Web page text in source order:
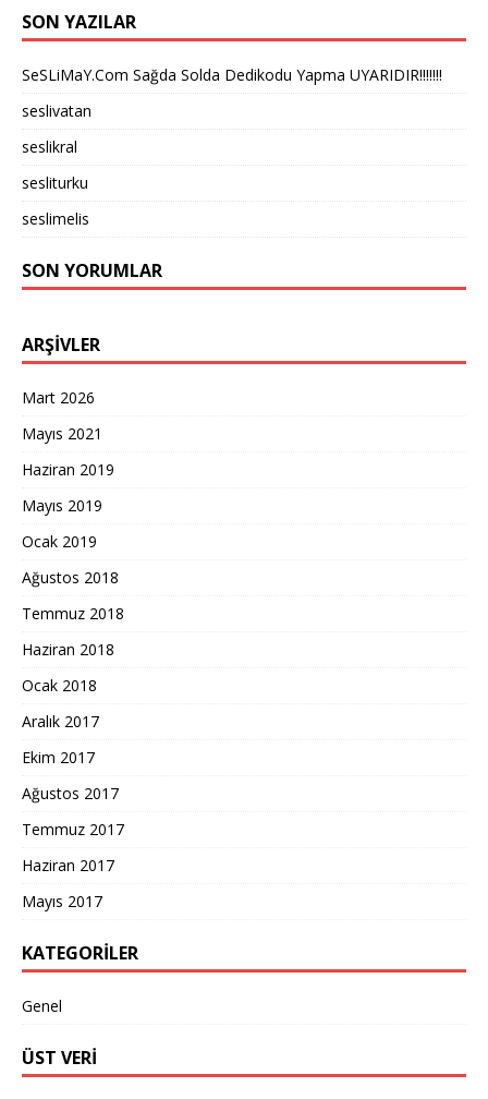
SON YAZILAR
SeSLiMaY.Com Sağda Solda Dedikodu Yapma UYARIDIR!!!!!!!
seslivatan
seslikral
sesliturku
seslimelis
SON YORUMLAR
ARŞIVLER
Mart 2026
Mayıs 2021
Haziran 2019
Mayıs 2019
Ocak 2019
Ağustos 2018
Temmuz 2018
Haziran 2018
Ocak 2018
Aralık 2017
Ekim 2017
Ağustos 2017
Temmuz 2017
Haziran 2017
Mayıs 2017
KATEGORILER
Genel
ÜST VERI